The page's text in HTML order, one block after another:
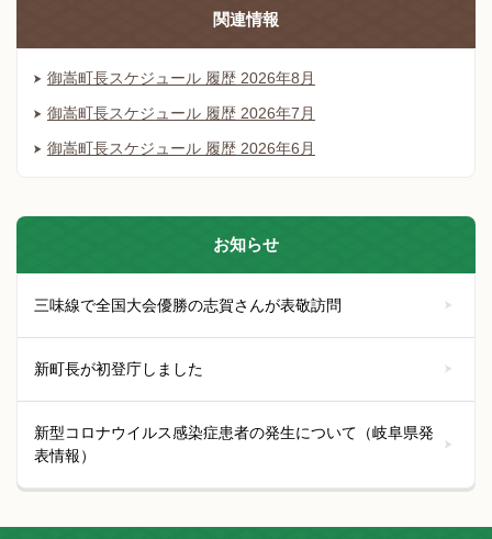
関連情報
御嵩町長スケジュール 履歴 2026年8月
御嵩町長スケジュール 履歴 2026年7月
御嵩町長スケジュール 履歴 2026年6月
お知らせ
三味線で全国大会優勝の志賀さんが表敬訪問
新町長が初登庁しました
新型コロナウイルス感染症患者の発生について（岐阜県発
表情報）